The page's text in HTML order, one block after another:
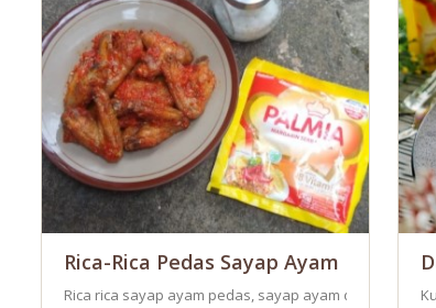
Rica-Rica Pedas Sayap Ayam
Rica rica sayap ayam pedas, sayap ayam dimarinasi